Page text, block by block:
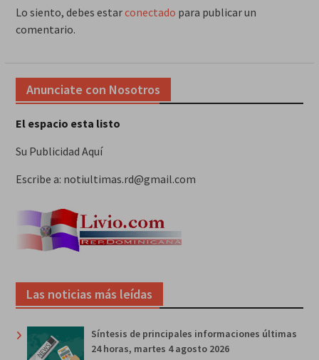
Lo siento, debes estarconectado para publicar un
comentario.
Anunciate con Nosotros
El espacio esta listo
Su Publicidad Aquí
Escribe a: notiultimas.rd@gmail.com
Las noticias más leídas
Síntesis de principales informaciones últimas
24 horas, martes 4 agosto 2026